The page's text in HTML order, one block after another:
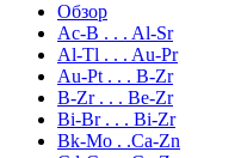
Обзор
Ac-B . . . Al-Sr
Al-Tl . . . Au-Pr
Au-Pt . . . B-Zr
B-Zr . . . Be-Zr
Bi-Br . . . Bi-Zr
Bk-Mo . .Ca-Zn